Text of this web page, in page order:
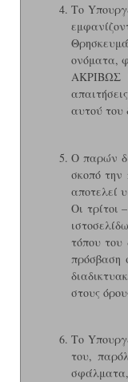
Το
ονόματα,
ΑΚΡΙΒΩΣ
αυτού του
Ο παρών
σκοπό την
αποτελεί
Οι τρίτοι
τόπου
πρόσβαση
στους
Το
του,
σφάλματα,